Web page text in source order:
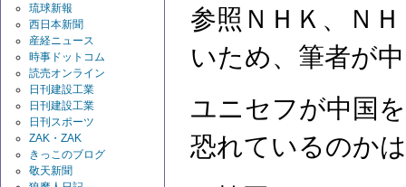
琉球新報
西日本新聞
産経ニュース
時事ドットコム
読売オンライン
日刊建設工業
日刊建設工業
日刊スポーツ
ZAK・ZAK
きっこのブログ
敬天新聞
参照ＮＨＫ、Ｎ
いため、筆者が
ユニセフが中国
恐れているのか